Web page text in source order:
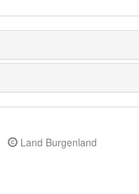
Land Burgenland